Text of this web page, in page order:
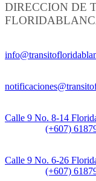
DIRECCION DE
Calle 9 No. 8-14
(+607)
Calle 9 No. 6-26
(+607)